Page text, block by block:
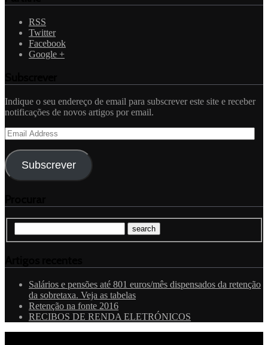
RSS
Twitter
Facebook
Google +
Indique o seu endereço de email para subscrever este site e receber
notificações de novos artigos por email.
Email
Address
Subscrever
Salários e pensões até 801 euros/mês dispensados da retenção
da sobretaxa. Veja as tabelas
Retenção na fonte 2016
RECIBOS DE RENDA ELETRÓNICOS